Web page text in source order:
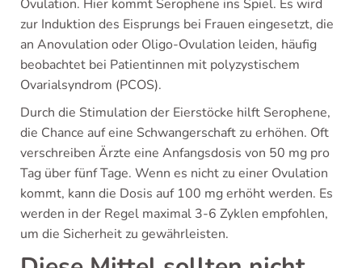
Ovulation. Hier kommt Serophene ins Spiel. Es wird
zur Induktion des Eisprungs bei Frauen eingesetzt, die
an Anovulation oder Oligo-Ovulation leiden, häufig
beobachtet bei Patientinnen mit polyzystischem
Ovarialsyndrom (PCOS).
Durch die Stimulation der Eierstöcke hilft Serophene,
die Chance auf eine Schwangerschaft zu erhöhen. Oft
verschreiben Ärzte eine Anfangsdosis von 50 mg pro
Tag über fünf Tage. Wenn es nicht zu einer Ovulation
kommt, kann die Dosis auf 100 mg erhöht werden. Es
werden in der Regel maximal 3-6 Zyklen empfohlen,
um die Sicherheit zu gewährleisten.